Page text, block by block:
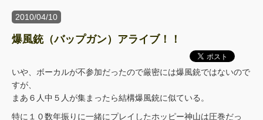
2010/04/10
爆風銃（バップガン）アライブ！！
いや、ボーカルが不参加だったので厳密には爆風銃ではないので
すが、
まあ６人中５人が集まったら結構爆風銃に似ている。
特に１０数年振りに一緒にプレイしたホッピー神山は圧巻だっ